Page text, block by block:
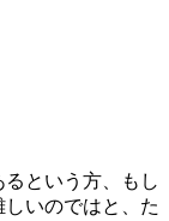
という方、もし
いのではと、た